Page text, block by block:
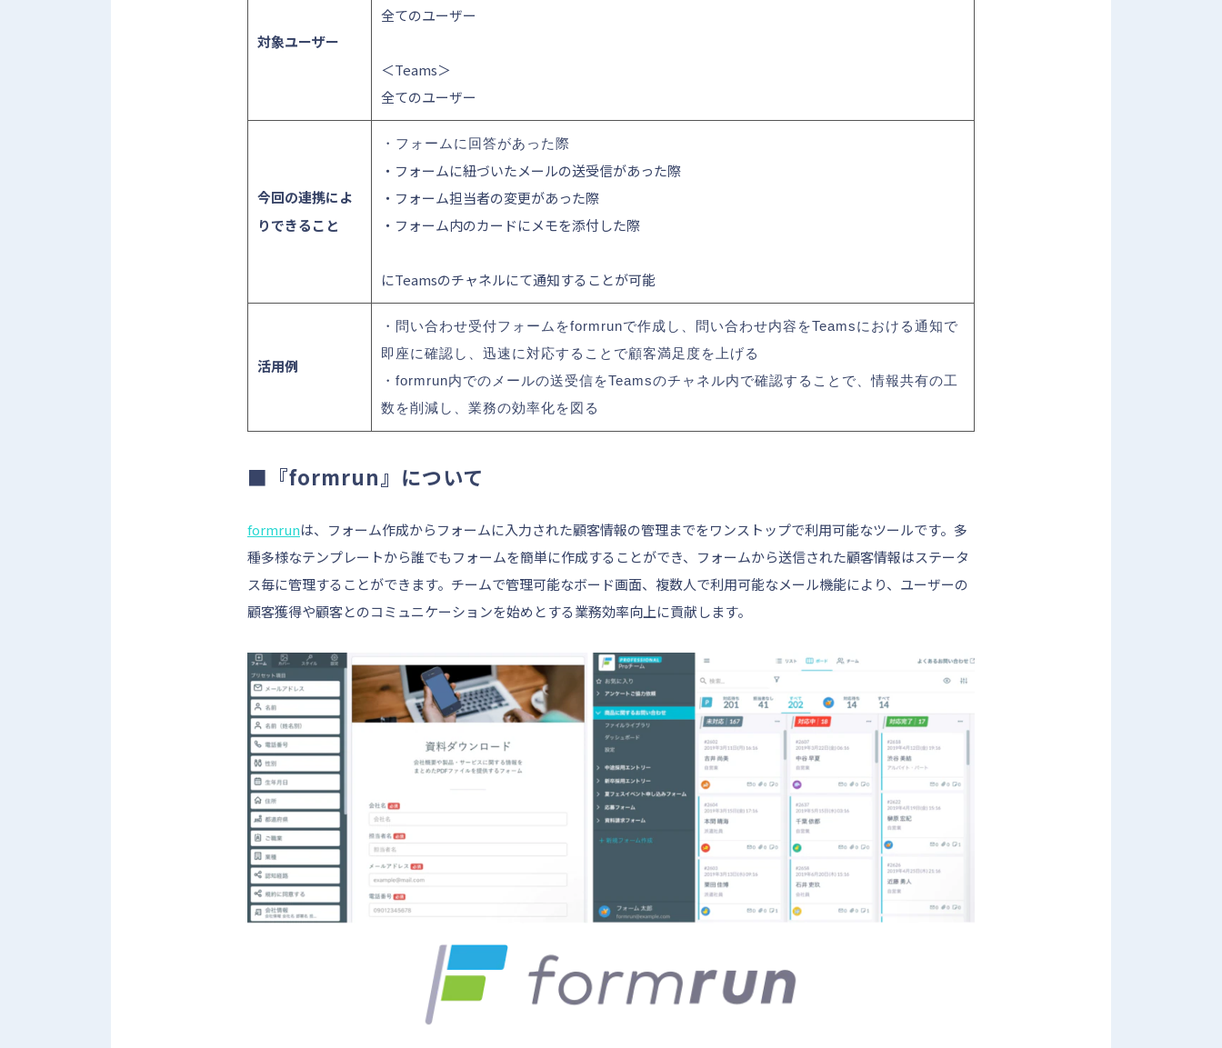
対象ユーザー
全てのユーザー
＜Teams＞
全てのユーザー
今回の連携によ
りできること
・フォームに回答があった際
・フォームに紐づいたメールの送受信があった際
・フォーム担当者の変更があった際
・フォーム内のカードにメモを添付した際
にTeamsのチャネルにて通知することが可能
活用例
・問い合わせ受付フォームをformrunで作成し、問い合わせ内容をTeamsにおける通知で
即座に確認し、迅速に対応することで顧客満足度を上げる
・formrun内でのメールの送受信をTeamsのチャネル内で確認することで、情報共有の工
数を削減し、業務の効率化を図る
■『formrun』について
formrunは、フォーム作成からフォームに入力された顧客情報の管理までをワンストップで利用可能なツールです。多
種多様なテンプレートから誰でもフォームを簡単に作成することができ、フォームから送信された顧客情報はステータ
ス毎に管理することができます。チームで管理可能なボード画面、複数人で利用可能なメール機能により、ユーザーの
顧客獲得や顧客とのコミュニケーションを始めとする業務効率向上に貢献します。